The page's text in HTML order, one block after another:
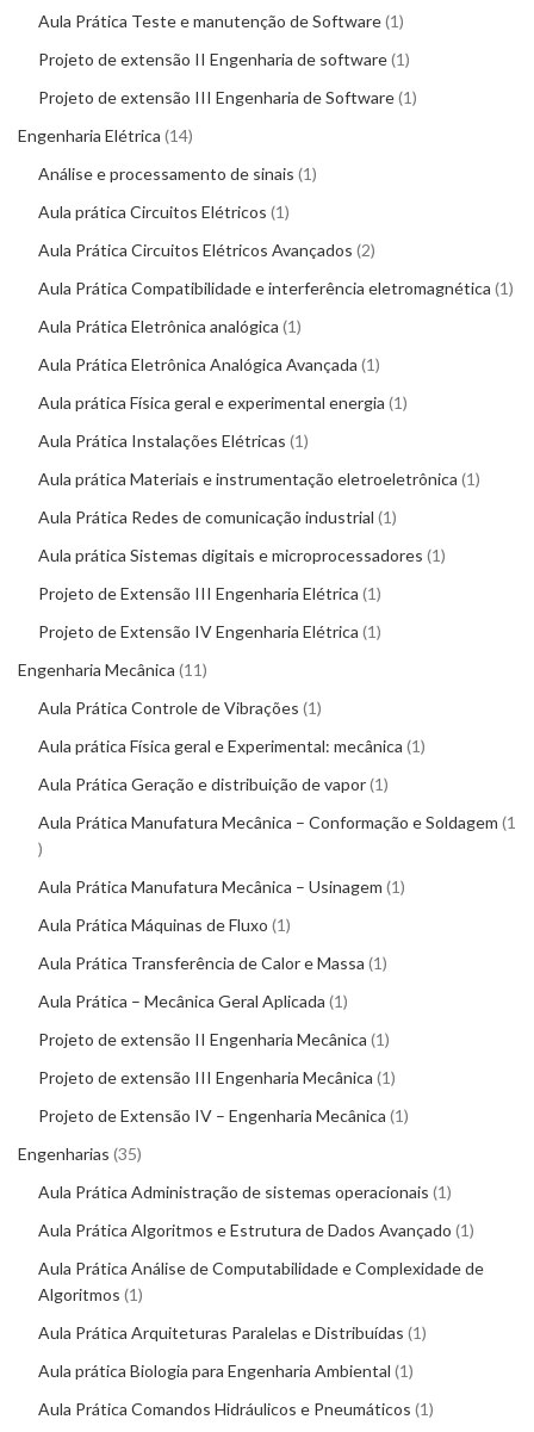
Aula Prática Teste e manutenção de Software 1
Projeto de extensão II Engenharia de software 1
Projeto de extensão III Engenharia de Software 1
Engenharia Elétrica 14
Análise e processamento de sinais 1
Aula prática Circuitos Elétricos 1
Aula Prática Circuitos Elétricos Avançados 2
Aula Prática Compatibilidade e interferência eletromagnética 1
Aula Prática Eletrônica analógica 1
Aula Prática Eletrônica Analógica Avançada 1
Aula prática Física geral e experimental energia 1
Aula Prática Instalações Elétricas 1
Aula prática Materiais e instrumentação eletroeletrônica 1
Aula Prática Redes de comunicação industrial 1
Aula prática Sistemas digitais e microprocessadores 1
Projeto de Extensão III Engenharia Elétrica 1
Projeto de Extensão IV Engenharia Elétrica 1
Engenharia Mecânica 11
Aula Prática Controle de Vibrações 1
Aula prática Física geral e Experimental: mecânica 1
Aula Prática Geração e distribuição de vapor 1
Aula Prática Manufatura Mecânica – Conformação e Soldagem 1
Aula Prática Manufatura Mecânica – Usinagem 1
Aula Prática Máquinas de Fluxo 1
Aula Prática Transferência de Calor e Massa 1
Aula Prática – Mecânica Geral Aplicada 1
Projeto de extensão II Engenharia Mecânica 1
Projeto de extensão III Engenharia Mecânica 1
Projeto de Extensão IV – Engenharia Mecânica 1
Engenharias 35
Aula Prática Administração de sistemas operacionais 1
Aula Prática Algoritmos e Estrutura de Dados Avançado 1
Aula Prática Análise de Computabilidade e Complexidade de
Algoritmos 1
Aula Prática Arquiteturas Paralelas e Distribuídas 1
Aula prática Biologia para Engenharia Ambiental 1
Aula Prática Comandos Hidráulicos e Pneumáticos 1